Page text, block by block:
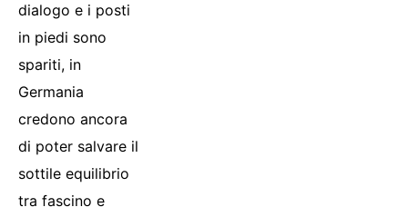
dialogo e i posti
in piedi sono
spariti, in
Germania
credono ancora
di poter salvare il
sottile equilibrio
tra fascino e